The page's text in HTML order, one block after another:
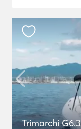
Trimarchi G6.3